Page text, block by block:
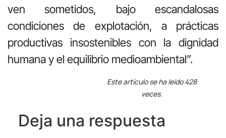
ven sometidos, bajo escandalosas
condiciones de explotación, a prácticas
productivas insostenibles con la dignidad
humana y el equilibrio medioambiental”.
Este artículo se ha leído 428
veces.
Deja una respuesta